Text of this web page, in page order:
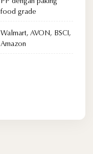
PP dengan paking
food grade
Walmart, AVON, BSCI,
Amazon